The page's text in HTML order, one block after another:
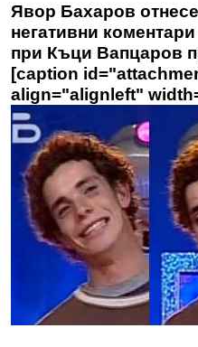
Явор Бахаров
негативни
при Къци Вапцаров
[caption
align="alignleft"